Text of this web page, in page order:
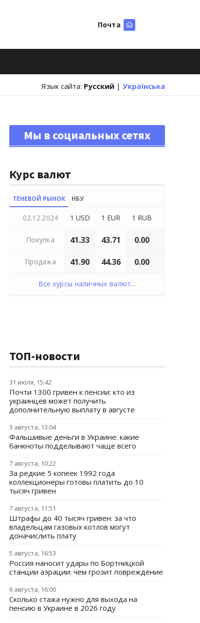
Почта
Язык сайта: Русский | Українська
Мы в социальных сетях
Курс валют
ТЕНЕВОЙ РЫНОК НБУ
02.12.2024 1 USD 1 EUR 1 RUB
Покупка 41.33 43.71 0.00
Продажа 41.90 44.36 0.00
Все курсы наличных валют...
ТОП-новости
31 июля, 15:42
Почти 1300 гривен к пенсии: кто из
украинцев может получить
дополнительную выплату в августе
3 августа, 13:04
Фальшивые деньги в Украине: какие
банкноты подделывают чаще всего
7 августа, 10:22
За редкие 5 копеек 1992 года
коллекционеры готовы платить до 10
тысяч гривен
7 августа, 11:51
Штрафы до 40 тысяч гривен: за что
владельцам газовых котлов могут
доначислить плату
5 августа, 16:53
Россия наносит удары по Бортницкой
станции аэрации: чем грозит повреждение
6 августа, 16:00
Сколько стажа нужно для выхода на
пенсию в Украине в 2026 году